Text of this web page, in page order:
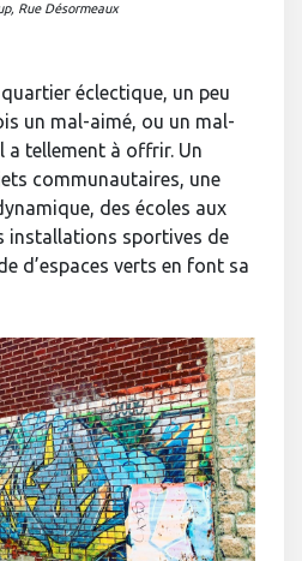
Rue Désormeaux
éclectique, un peu
un mal-aimé, ou un mal-
tellement à offrir. Un
communautaires, une
des écoles aux
installations sportives de
d’espaces verts en font sa